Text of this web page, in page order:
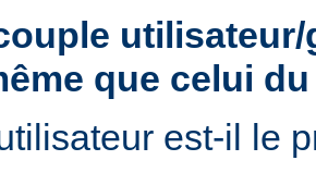
que celui
est-il le